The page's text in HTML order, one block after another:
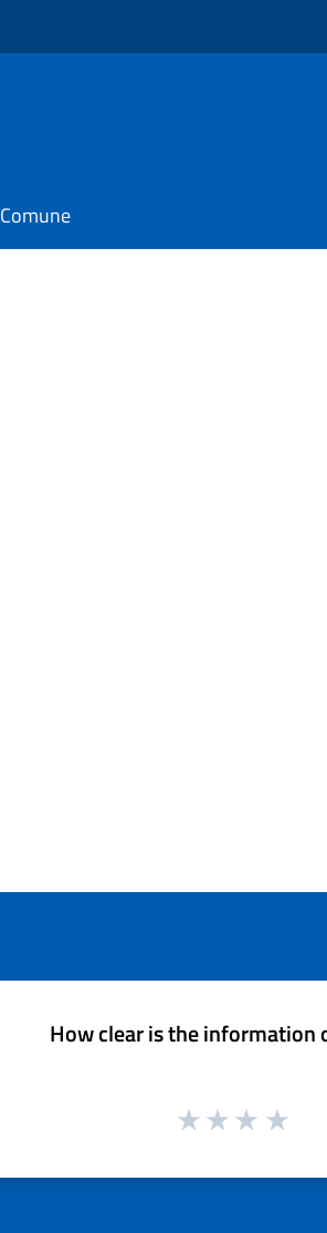
How clear is the information